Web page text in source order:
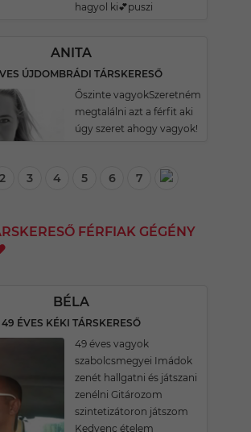
hagyol ki💕puszi
ANITA
ÚJDOMBRÁDI TÁRSKERESŐ
Őszinte vagyokSzeretném
megtalálni azt a férfit aki
úgy szeret ahogy vagyok!
2 3 4 5 6 7
FÉRFIAK GÉGÉNY
BÉLA
49 ÉVES KÉKI TÁRSKERESŐ
49 éves vagyok
szabolcsmegyei Imádok
zenét hallgatni és játszani
zenélni Gitározom
szintetizátoron játszom
Kedvenc ételem